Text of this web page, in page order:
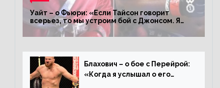
Уайт – о Фьюри: «Если Тайсон говорит
всерьез, то мы устроим бой с Джонсом. Я
заставил Флойда Мейвезера драться с
Конором»
Блахович – о бое с Перейрой:
«Когда я услышал о его